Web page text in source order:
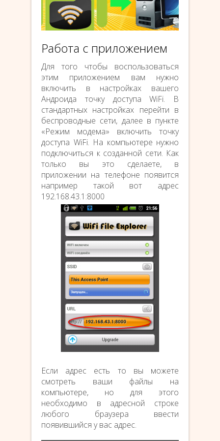
Работа с приложением
Для того чтобы воспользоваться
этим приложением вам нужно
включить в настройках вашего
Андроида точку доступа WiFi. В
стандартных настройках перейти в
беспроводные сети, далее в пункте
«Режим модема» включить точку
доступа WiFi. На компьютере нужно
подключиться к созданной сети. Как
только вы это сделаете, в
приложении на телефоне появится
например такой вот адрес
192.168.43.1:8000
Если адрес есть то вы можете
смотреть ваши файлы на
компьютере, но для этого
необходимо в адресной строке
любого браузера ввести
появившийся у вас адрес.